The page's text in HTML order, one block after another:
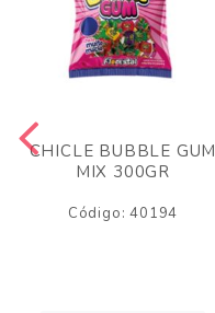
CHICLE BUBBLE GUM
MIX 300GR
Código: 40194